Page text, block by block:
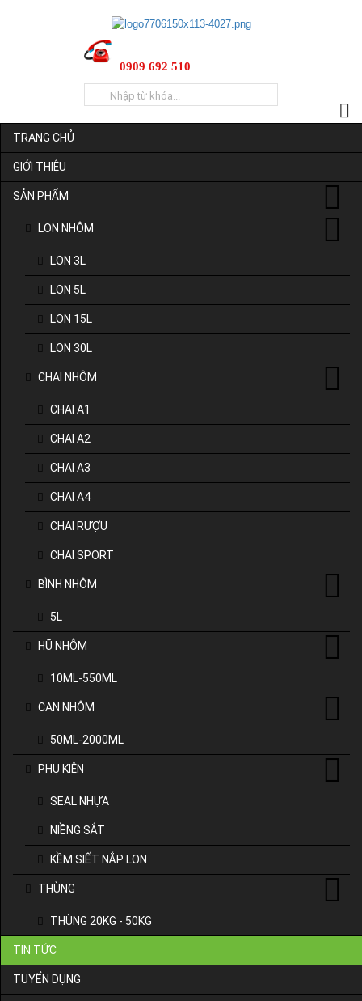
0909 692 510
TRANG CHỦ
GIỚI THIỆU
SẢN PHẨM
LON NHÔM
LON 3L
LON 5L
LON 15L
LON 30L
CHAI NHÔM
CHAI A1
CHAI A2
CHAI A3
CHAI A4
CHAI RƯỢU
CHAI SPORT
BÌNH NHÔM
5L
HŨ NHÔM
10ML-550ML
CAN NHÔM
50ML-2000ML
PHỤ KIỆN
SEAL NHỰA
NIỀNG SẮT
KỀM SIẾT NẮP LON
THÙNG
THÙNG 20KG - 50KG
TIN TỨC
TUYỂN DỤNG